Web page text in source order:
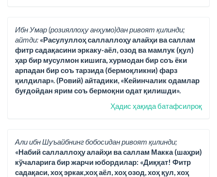
Ибн Умар (розияллоҳу анҳумо)дан ривоят қилинди;
айтди: «Расулуллоҳ саллаллоҳу алайҳи ва саллам
фитр садақасини эркаку-аёл, озод ва мамлук (қул)
ҳар бир мусулмон кишига, хурмодан бир соъ ёки
арпадан бир соъ тарзида (бермоқликни) фарз
қилдилар». (Ровий) айтадики, «Кейинчалик одамлар
буғдойдан ярим соъ бермоқни одат қилишди».
Ҳадис ҳақида батафсилроқ
Али ибн Шуъайбнинг бобосидан ривоят қилинди;
«Набий саллаллоҳу алайҳи ва саллам Макка (шаҳри)
кўчаларига бир жарчи юбордилар: «Диққат! Фитр
садақаси, хоҳ эркак,хоҳ аёл, хоҳ озод, хоҳ қул, хоҳ